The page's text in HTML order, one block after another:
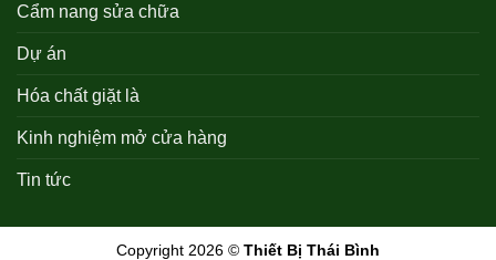
Cẩm nang sửa chữa
Dự án
Hóa chất giặt là
Kinh nghiệm mở cửa hàng
Tin tức
Copyright 2026 © Thiết Bị Thái Bình